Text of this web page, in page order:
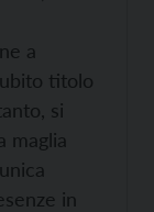
a
titolo
si
maglia
in